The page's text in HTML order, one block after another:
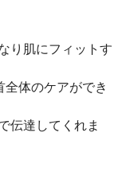
り肌にフィットす
体のケアができ
伝達してくれま